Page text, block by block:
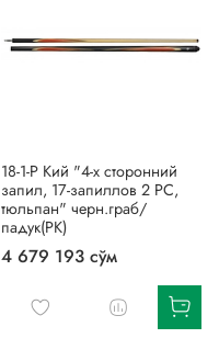
18-1-Р Кий "4-х сторонний
запил, 17-запиллов 2 РС,
тюльпан" черн.граб/
падук(РК)
4 679 193 сўм